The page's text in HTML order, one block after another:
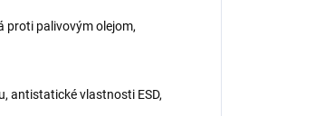
proti palivovým olejom,
antistatické vlastnosti ESD,